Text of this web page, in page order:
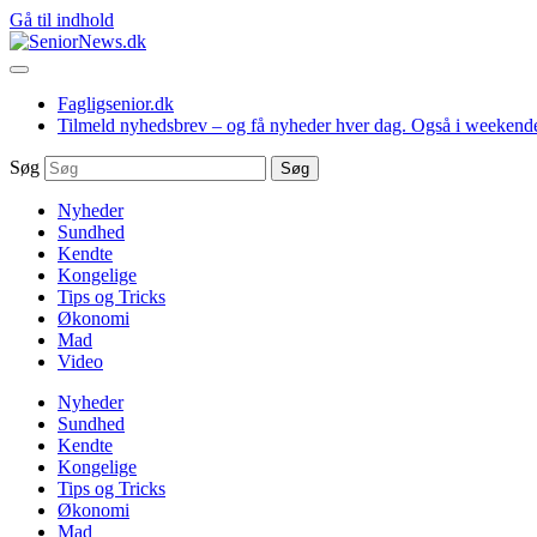
Gå til indhold
Fagligsenior.dk
Tilmeld nyhedsbrev – og få nyheder hver dag. Også i
Søg Søg
Nyheder
Sundhed
Kendte
Kongelige
Tips og Tricks
Økonomi
Mad
Video
Nyheder
Sundhed
Kendte
Kongelige
Tips og Tricks
Økonomi
Mad